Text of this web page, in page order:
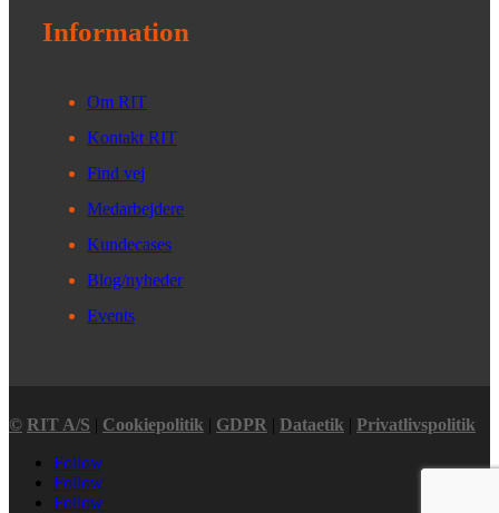
Information
Om RIT
Kontakt RIT
Find vej
Medarbejdere
Kundecases
Blog/nyheder
Events
© RIT A/S | Cookiepolitik | GDPR | Dataetik | Privatlivspolitik
Follow
Follow
Follow